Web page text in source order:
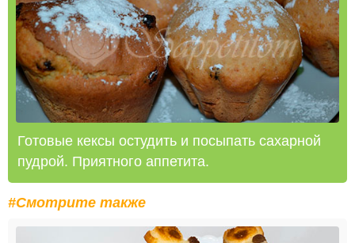
Готовые кексы остудить и посыпать сахарной
пудрой. Приятного аппетита.
#Смотрите также